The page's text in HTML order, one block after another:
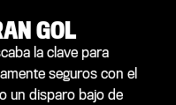
GOL
la clave para
seguros con el
un disparo bajo de